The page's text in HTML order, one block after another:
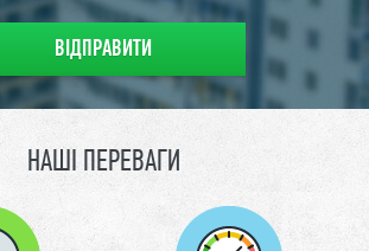
НАШІ ПЕРЕВАГИ